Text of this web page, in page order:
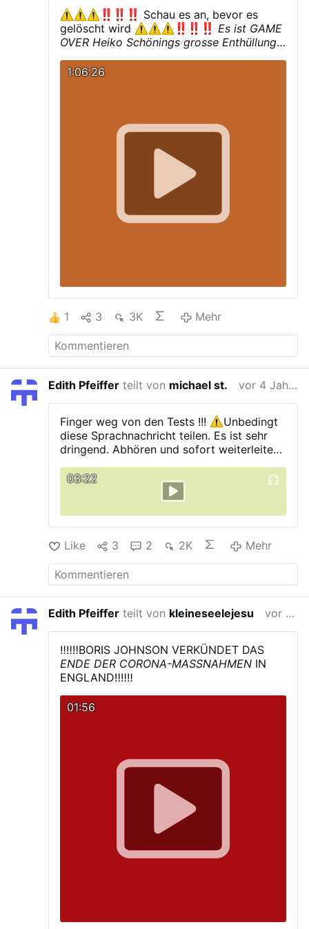
Schau es an, bevor es
gelöscht wird
Es ist GAME
OVER Heiko Schönings grosse Enthüllung
fing bereits mit Anthrax an…
1:06:26
1 3 3K Mehr
Edith Pfeiffer teilt von michael st. vor 4 Jahren
Finger weg von den Tests !!!
Unbedingt
diese Sprachnachricht teilen. Es ist sehr
dringend. Abhören und sofort weiterleiten.
03:22
Like 3 2 2K Mehr
Edith Pfeiffer teilt von kleineseelejesu vor 4 Jahren
‼‼‼BORIS JOHNSON VERKÜNDET DAS
ENDE DER CORONA-MASSNAHMEN IN
ENGLAND‼‼‼
01:56